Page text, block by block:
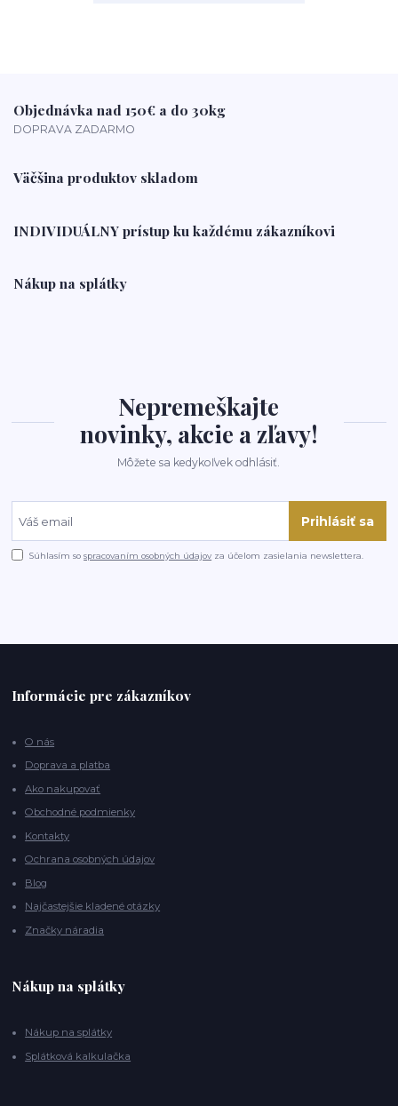
Objednávka nad 150€ a do 30kg
DOPRAVA ZADARMO
Väčšina produktov skladom
INDIVIDUÁLNY prístup ku každému zákazníkovi
Nákup na splátky
Nepremeškajte
novinky, akcie a zľavy!
Môžete sa kedykoľvek odhlásiť.
Prihlásiť sa
Súhlasím sospracovaním osobných údajov za účelom zasielania newslettera.
Informácie pre zákazníkov
O nás
Doprava a platba
Ako nakupovať
Obchodné podmienky
Kontakty
Ochrana osobných údajov
Blog
Najčastejšie kladené otázky
Značky náradia
Nákup na splátky
Nákup na splátky
Splátková kalkulačka